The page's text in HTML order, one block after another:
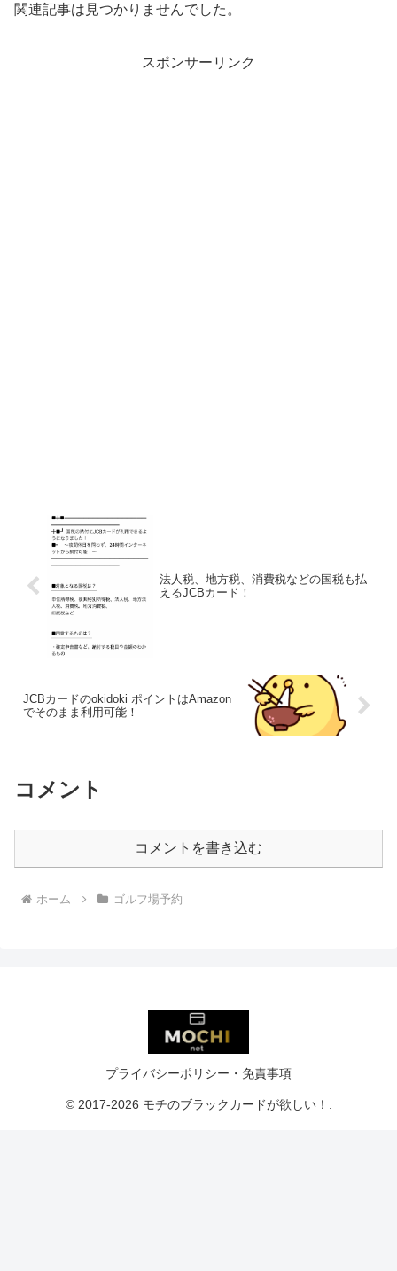
関連記事は見つかりませんでした。
スポンサーリンク
法人税、地方税、消費税などの国税も払
えるJCBカード！
JCBカードのokidoki ポイントはAmazon
でそのまま利用可能！
コメント
コメントを書き込む
ホーム ゴルフ場予約
プライバシーポリシー・免責事項
© 2017-2026 モチのブラックカードが欲しい！.